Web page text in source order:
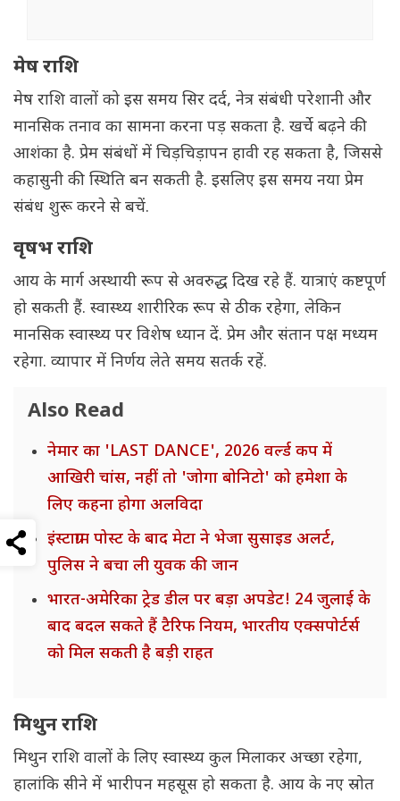
मेष राशि
मेष राशि वालों को इस समय सिर दर्द, नेत्र संबंधी परेशानी और
मानसिक तनाव का सामना करना पड़ सकता है. खर्चे बढ़ने की
आशंका है. प्रेम संबंधों में चिड़चिड़ापन हावी रह सकता है, जिससे
कहासुनी की स्थिति बन सकती है. इसलिए इस समय नया प्रेम
संबंध शुरू करने से बचें.
वृषभ राशि
आय के मार्ग अस्थायी रूप से अवरुद्ध दिख रहे हैं. यात्राएं कष्टपूर्ण
हो सकती हैं. स्वास्थ्य शारीरिक रूप से ठीक रहेगा, लेकिन
मानसिक स्वास्थ्य पर विशेष ध्यान दें. प्रेम और संतान पक्ष मध्यम
रहेगा. व्यापार में निर्णय लेते समय सतर्क रहें.
Also Read
नेमार का 'LAST DANCE', 2026 वर्ल्ड कप में
आखिरी चांस, नहीं तो 'जोगा बोनिटो' को हमेशा के
लिए कहना होगा अलविदा
इंस्टाग्राम पोस्ट के बाद मेटा ने भेजा सुसाइड अलर्ट,
पुलिस ने बचा ली युवक की जान
भारत-अमेरिका ट्रेड डील पर बड़ा अपडेट! 24 जुलाई के
बाद बदल सकते हैं टैरिफ नियम, भारतीय एक्सपोर्टर्स
को मिल सकती है बड़ी राहत
मिथुन राशि
मिथुन राशि वालों के लिए स्वास्थ्य कुल मिलाकर अच्छा रहेगा,
हालांकि सीने में भारीपन महसूस हो सकता है. आय के नए स्रोत